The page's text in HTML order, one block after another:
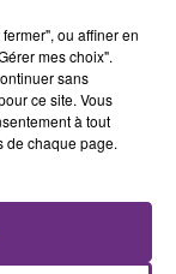
ou affiner en
mes choix".
sans
ce site. Vous
à tout
de chaque page.